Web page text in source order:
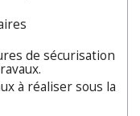
de sécurisation
à réaliser sous la